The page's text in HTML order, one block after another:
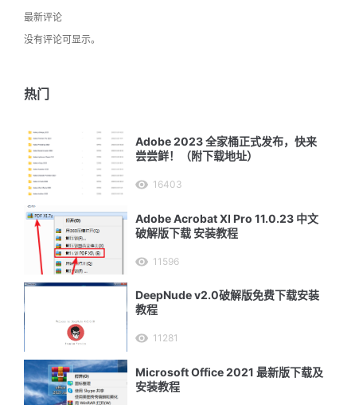
最新评论
没有评论可显示。
热门
Adobe 2023 全家桶正式发布，快来
尝尝鲜！（附下载地址）
16403
Adobe Acrobat XI Pro 11.0.23 中文
破解版下载 安装教程
11596
DeepNude v2.0破解版免费下载安装
教程
11281
Microsoft Office 2021 最新版下载及
安装教程